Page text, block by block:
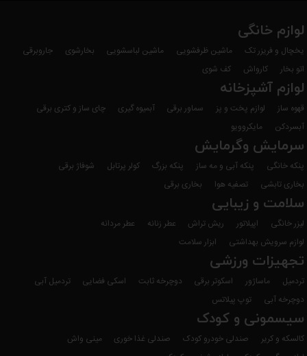
لوازم خانگی
یخچال و فریزر تک ماشین ظرفشویی ماشین لباسشویی بخارشوی
جاروبرقی
اتو بخار
کارواش کف شوی
لوازم آشپزخانه
قهوه ساز لوازم پخت و پز سماور برقی آبمیوه گیری
چای ساز و کتری برقی
آبسردکن
مایکروویو
سرمایش وگرمایش
پنکه خانگی پنکه آبی و مه ساز پنکه بزرگ کولر پرتابل
شوفاژ برقی
بخاری تابشی
تصفیه هوا بخاری برقی
سلامت و زیبایی
لیزر خانگی اپیلاتور ریش تراش عطر زنانه
عطر مردانه
لوازم سرویش بهداشتی
ابزار سلامت
تجهیزات ورزشی
تردمیل ماساژور اسکوتر برقی دوچرخه ثابت اسکی فضایی
تردمیل آبی
دوچرخه آبی
توپ پیلاتس
سیسمونی و کودک
کالسکه و کریر صندلی خودرو کودک صندلی غذا خوری
مینی واش